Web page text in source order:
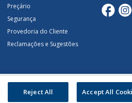
Preçário
Segurança
Provedoria do Cliente
Reclamações e Sugestões
Recrutamento Mapa Do Site
Reject All Accept All